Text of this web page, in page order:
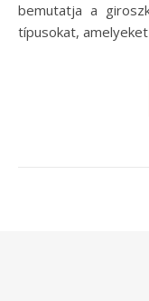
bemutatja a
típusokat,